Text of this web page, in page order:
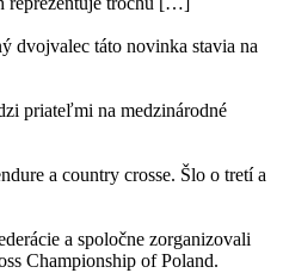
dvojvalec táto novinka stavia na
priateľmi na medzinárodné
a country crosse. Šlo o tretí a
a spoločne zorganizovali
Championship of Poland.